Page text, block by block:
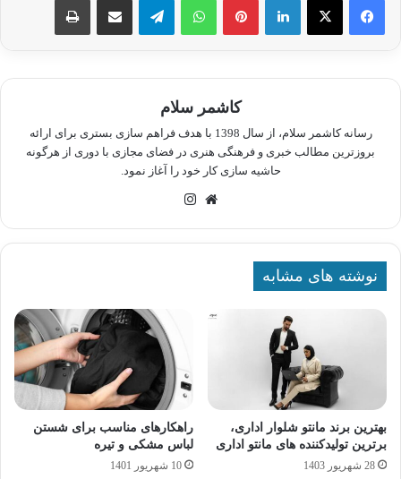
کاشمر سلام
رسانه کاشمر سلام، از سال 1398 با هدف فراهم سازی بستری برای ارائه
بروزترین مطالب خبری و فرهنگی هنری در فضای مجازی با دوری از هرگونه
حاشیه سازی کار خود را آغاز نمود.
وبسایت
نوشته های مشابه
بهترین برند مانتو شلوار اداری،
برترین تولیدکننده های مانتو اداری
28 شهریور 1403
راهکارهای مناسب برای شستن
لباس مشکی و تیره
10 شهریور 1401